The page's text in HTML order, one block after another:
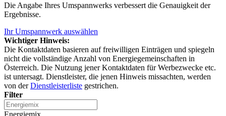
Die Angabe Ihres Umspannwerks verbessert die Genauigkeit der
Ergebnisse.
Ihr Umspannwerk auswählen
Wichtiger Hinweis:
Die Kontaktdaten basieren auf freiwilligen Einträgen und spiegeln
nicht die vollständige Anzahl von Energiegemeinschaften in
Österreich. Die Nutzung jener Kontaktdaten für Werbezwecke etc.
ist untersagt. Dienstleister, die jenen Hinweis missachten, werden
von derDienstleisterliste gestrichen.
Filter
Energiemix